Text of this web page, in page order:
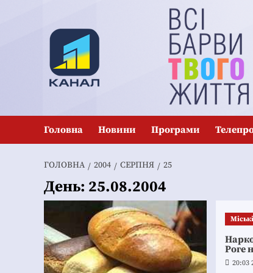
Головна Новини Програми
ГОЛОВНА 2004 СЕРПНЯ 25
День: 25.08.2004
Роге
20:03